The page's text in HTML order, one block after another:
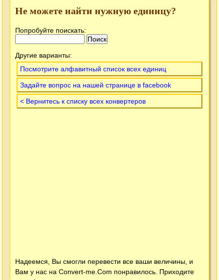
Не можете найти нужную единицу?
Попробуйте поискать:
Другие варианты:
Посмотрите алфавитный список всех единиц
Задайте вопрос на нашей странице в facebook
< Вернитесь к списку всех конвертеров
Надеемся, Вы смогли перевести все ваши величины, и
Вам у нас на Convert-me.Com понравилось. Приходите